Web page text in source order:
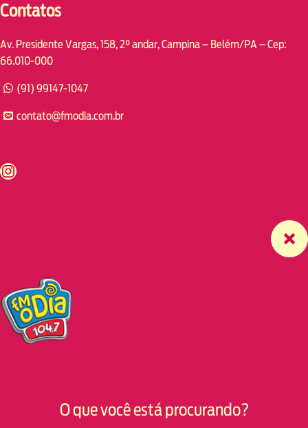
Contatos
Av. Presidente Vargas, 158, 2° andar, Campina – Belém/PA – Cep:
66.010-000
(91) 99147-1047
contato@fmodia.com.br
https://www.instagram.com/fmodia.cabofrio/
O que você está procurando?